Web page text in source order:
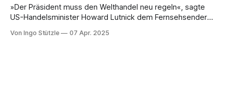
ein, Putin oder Russland politisch
»Der Präsident muss den Welthandel neu regeln«, sagte
US-Handelsminister Howard Lutnick dem Fernsehsender
des Weltmarkts gehauen hat, sorgte für ebenso viel
Von Ingo Stützle 07 Apr. 2025